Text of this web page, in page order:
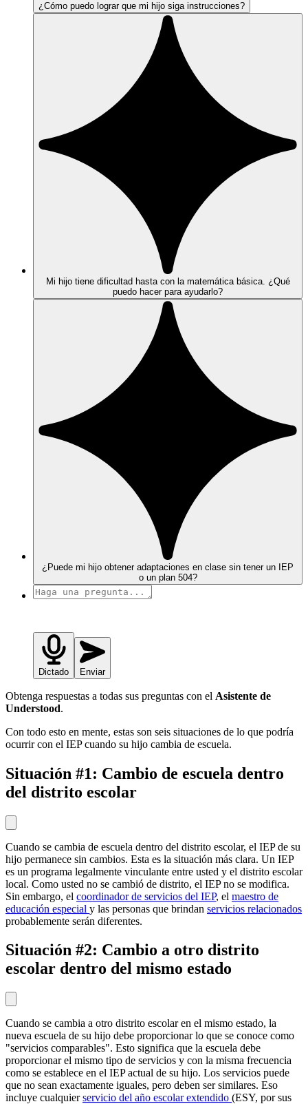
¿Cómo puedo lograr que mi hijo siga instrucciones?
Mi hijo tiene dificultad hasta con la matemática básica. ¿Qué
puedo hacer para ayudarlo?
¿Puede mi hijo obtener adaptaciones en clase sin tener un IEP
o un plan 504?
Dictado Enviar
Obtenga respuestas a todas sus preguntas con el Asistente de
Understood.
Con todo esto en mente, estas son seis situaciones de lo que podría
ocurrir con el IEP cuando su hijo cambia de escuela.
Situación #1: Cambio de escuela dentro
del distrito escolar
Cuando se cambia de escuela dentro del distrito escolar, el IEP de su
hijo permanece sin cambios. Esta es la situación más clara. Un IEP
es un programa legalmente vinculante entre usted y el distrito escolar
local. Como usted no se cambió de distrito, el IEP no se modifica.
Sin embargo, el coordinador de servicios del IEP, el maestro de
educación especial y las personas que brindan servicios relacionados
probablemente serán diferentes.
Situación #2: Cambio a otro distrito
escolar dentro del mismo estado
Cuando se cambia a otro distrito escolar en el mismo estado, la
nueva escuela de su hijo debe proporcionar lo que se conoce como
"servicios comparables". Esto significa que la escuela debe
proporcionar el mismo tipo de servicios y con la misma frecuencia
como se establece en el IEP actual de su hijo. Los servicios puede
que no sean exactamente iguales, pero deben ser similares. Eso
incluye cualquierservicio del año escolar extendido (ESY, por sus